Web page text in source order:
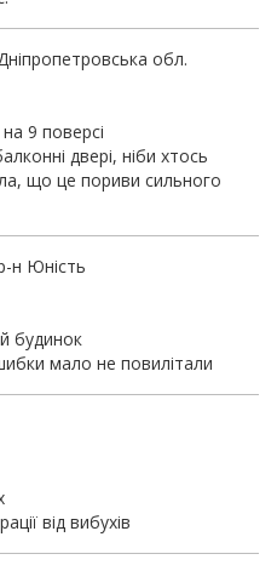
обл.
9 поверсі
двері, ніби хтось
що це пориви сильного
н Юність
будинок
мало не повилітали
від вибухів